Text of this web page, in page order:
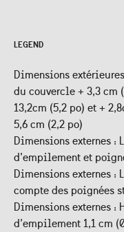
LEGEND
Dimensions
du couvercle + 3,3 cm
13,2cm (5,2 po) et +
5,6 cm (2,2 po)
Dimensions externes :
d’empilement et
Dimensions externes :
compte des poignées
Dimensions externes :
d’empilement 1,1 cm